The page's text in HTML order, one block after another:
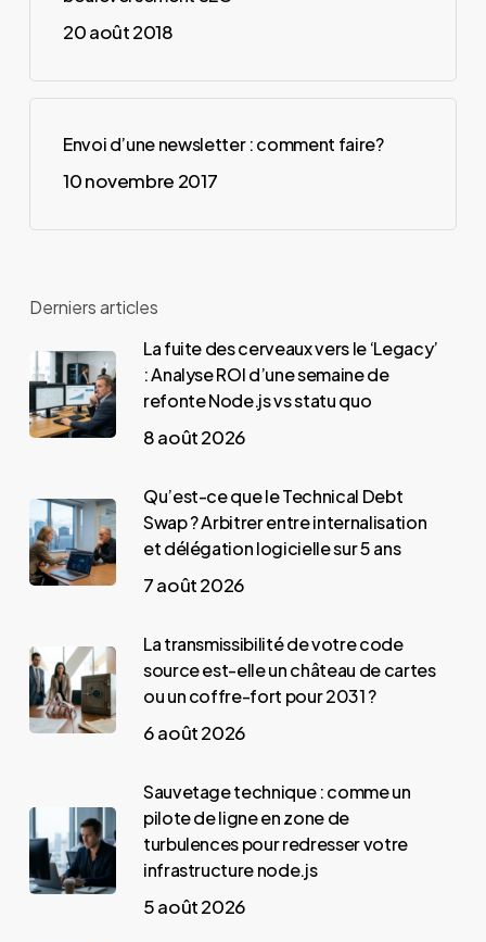
20 août 2018
Envoi d’une newsletter : comment faire?
10 novembre 2017
Derniers articles
La fuite des cerveaux vers le ‘Legacy’
: Analyse ROI d’une semaine de
refonte Node.js vs statu quo
8 août 2026
Qu’est-ce que le Technical Debt
Swap ? Arbitrer entre internalisation
et délégation logicielle sur 5 ans
7 août 2026
La transmissibilité de votre code
source est-elle un château de cartes
ou un coffre-fort pour 2031 ?
6 août 2026
Sauvetage technique : comme un
pilote de ligne en zone de
turbulences pour redresser votre
infrastructure node.js
5 août 2026